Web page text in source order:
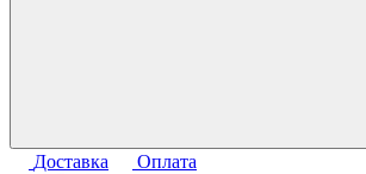
Доставка Оплата